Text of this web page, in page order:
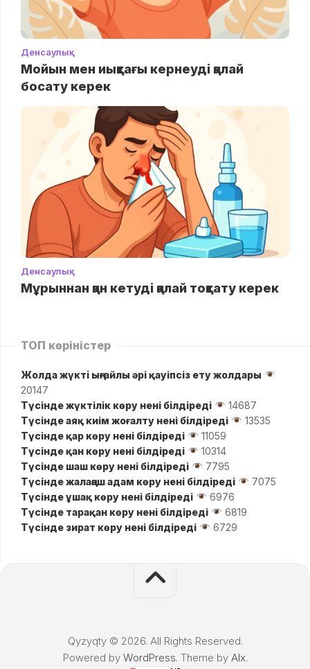
Денсаулық
Мойын мен иықтағы кернеуді қалай
босату керек
Денсаулық
Мұрыннан қан кетуді қалай тоқтату керек
ТОП көріністер
Жолда жүктi ыңғайлы әрі қауіпсіз ету жолдары
20147
Түсінде жүктілік көру нені білдіреді
14687
Түсінде аяқ киім жоғалту нені білдіреді
13535
Түсінде қар көру нені білдіреді
11059
Түсінде қан көру нені білдіреді
10314
Түсінде шаш көру нені білдіреді
7795
Түсінде жалаңаш адам көру нені білдіреді
7075
Түсінде ұшақ көру нені білдіреді
6976
Түсінде тарақан көру нені білдіреді
6819
Түсінде зират көру нені білдіреді
6729
Qyzyqty © 2026. All Rights Reserved.
Powered by WordPress. Theme by Alx.